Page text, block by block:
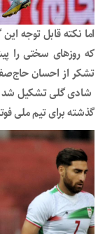
اما نکته قابل توجه
که روزهای سختی را
تشکر از احسان
شادی گلی تشکیل شد
گذشته برای تیم ملی